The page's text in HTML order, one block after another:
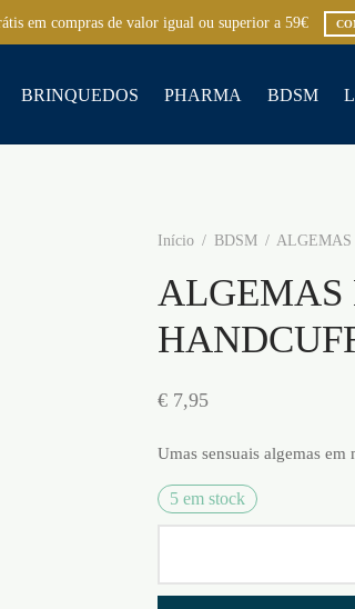
em compras de valor igual ou superior a 59€
BRINQUEDOS PHARMA BDSM
Início / BDSM / ALGEMAS
ALGEMAS
€ 7,95
Umas sensuais algemas
5 em stock